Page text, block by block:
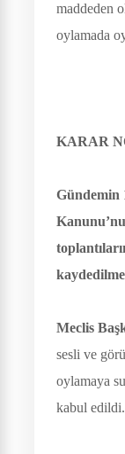
maddeden
oylamada
KARAR
Gündemin
Meclis
sesli ve
oylamaya
kabul edildi.